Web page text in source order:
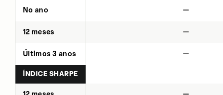
No ano —
12 meses —
Últimos 3 anos —
ÍNDICE SHARPE